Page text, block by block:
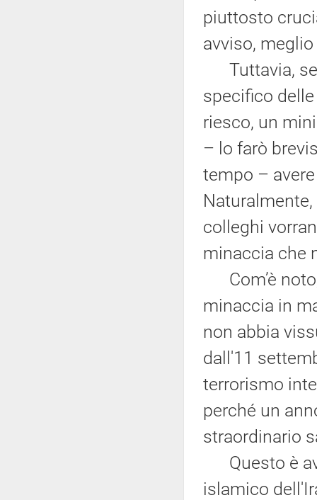
piuttosto
avviso, meglio
Tuttavia, se
specifico
riesco, un
– lo farò
tempo –
colleghi
minaccia che
Com’è
minaccia in
non abbia
dall'11
terrorismo
perché un
straordinario
Questo è
islamico